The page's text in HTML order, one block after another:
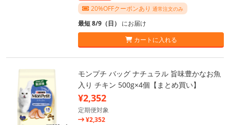
20%OFFクーポンあり 通常注文のみ
最短 8/9（日） にお届け
カートに入れる
モンプチ バッグ ナチュラル 旨味豊かなお魚
入り チキン 500g×4個【まとめ買い】
¥2,352
定期便対象
¥2,352